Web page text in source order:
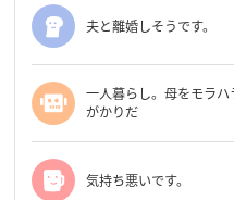
夫と離婚しそうです。
一人暮らし。母をモラ
がかりだ
気持ち悪いです。